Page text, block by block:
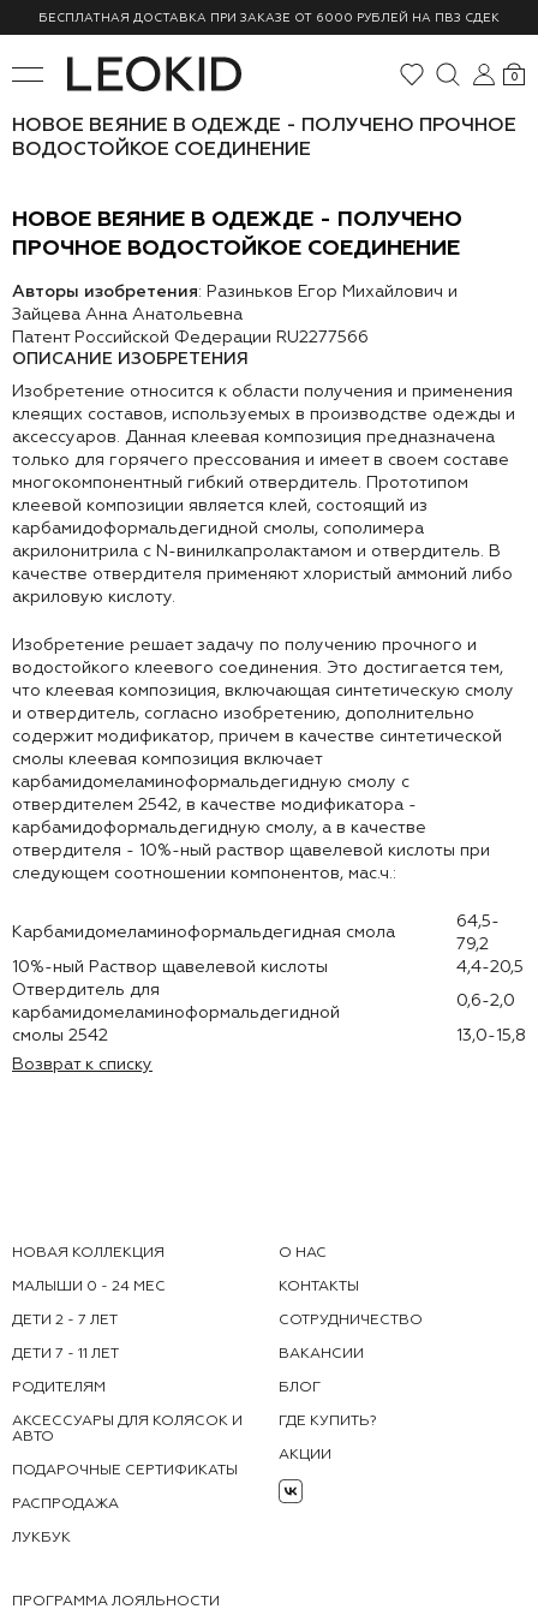
БЕСПЛАТНАЯ ДОСТАВКА ПРИ ЗАКАЗЕ ОТ 6000 РУБЛЕЙ НА ПВЗ СДЕК
0
НОВОЕ ВЕЯНИЕ В ОДЕЖДЕ - ПОЛУЧЕНО ПРОЧНОЕ
ВОДОСТОЙКОЕ СОЕДИНЕНИЕ
НОВОЕ ВЕЯНИЕ В ОДЕЖДЕ - ПОЛУЧЕНО
ПРОЧНОЕ ВОДОСТОЙКОЕ СОЕДИНЕНИЕ
Авторы изобретения: Разиньков Егор Михайлович и
Зайцева Анна Анатольевна
Патент Российской Федерации RU2277566
ОПИСАНИЕ ИЗОБРЕТЕНИЯ
Изобретение относится к области получения и применения
клеящих составов, используемых в производстве одежды и
аксессуаров. Данная клеевая композиция предназначена
только для горячего прессования и имеет в своем составе
многокомпонентный гибкий отвердитель. Прототипом
клеевой композиции является клей, состоящий из
карбамидоформальдегидной смолы, сополимера
акрилонитрила с N-винилкапролактамом и отвердитель. В
качестве отвердителя применяют хлористый аммоний либо
акриловую кислоту.
Изобретение решает задачу по получению прочного и
водостойкого клеевого соединения. Это достигается тем,
что клеевая композиция, включающая синтетическую смолу
и отвердитель, согласно изобретению, дополнительно
содержит модификатор, причем в качестве синтетической
смолы клеевая композиция включает
карбамидомеламиноформальдегидную смолу с
отвердителем 2542, в качестве модификатора -
карбамидоформальдегидную смолу, а в качестве
отвердителя - 10%-ный раствор щавелевой кислоты при
следующем соотношении компонентов, мас.ч.:
Карбамидомеламиноформальдегидная смола
64,5-
79,2
10%-ный Раствор щавелевой кислоты
4,4-20,5
Отвердитель для
карбамидомеламиноформальдегидной
0,6-2,0
смолы 2542
13,0-15,8
Возврат к списку
НОВАЯ КОЛЛЕКЦИЯ
МАЛЫШИ 0 - 24 МЕС
ДЕТИ 2 - 7 ЛЕТ
ДЕТИ 7 - 11 ЛЕТ
РОДИТЕЛЯМ
АКСЕССУАРЫ ДЛЯ КОЛЯСОК И
АВТО
ПОДАРОЧНЫЕ СЕРТИФИКАТЫ
РАСПРОДАЖА
ЛУКБУК
О НАС
КОНТАКТЫ
СОТРУДНИЧЕСТВО
ВАКАНСИИ
БЛОГ
ГДЕ КУПИТЬ?
АКЦИИ
ПРОГРАММА ЛОЯЛЬНОСТИ